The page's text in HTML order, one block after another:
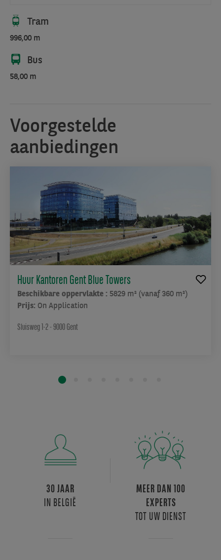
Tram
996,00 m
Bus
58,00 m
Voorgestelde
aanbiedingen
Huur Kantoren Gent Blue Towers
Beschikbare oppervlakte : 5829 m² (vanaf 360 m²)
Prijs: On Application
Sluisweg 1-2 - 9000 Gent
30 JAAR
IN BELGIË
MEER DAN 100
EXPERTS
TOT UW DIENST